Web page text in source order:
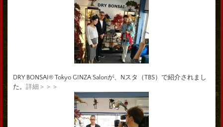
DRY BONSAI® Tokyo GINZA Salonが、Nスタ（TBS）で紹介されまし
た。 詳細＞＞＞